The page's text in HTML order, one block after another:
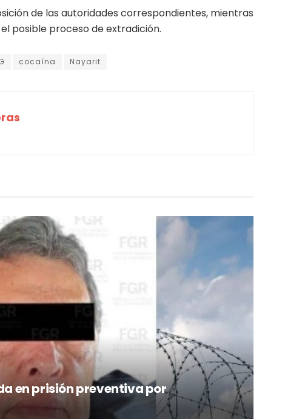
de las autoridades correspondientes, mientras
posible proceso de extradición.
cocaína Nayarit
en prisión preventiva por